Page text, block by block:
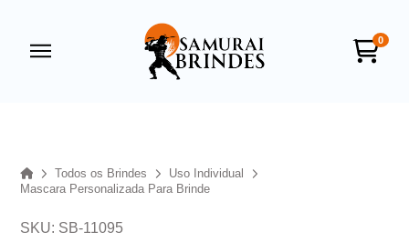
0
HomeTodos os Brindes
Uso Individual
Mascara Personalizada Para Brinde
SKU: SB-11095